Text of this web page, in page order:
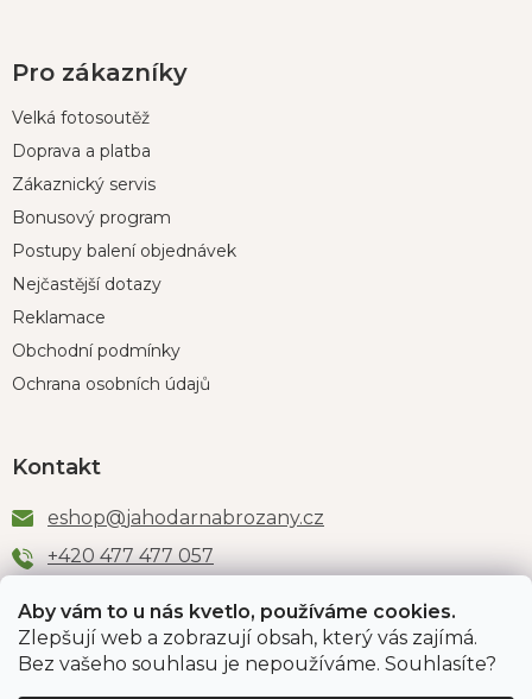
Aby vám to u nás kvetlo, používáme cookies.
Zlepšují web a zobrazují obsah, který vás zajímá.
Bez vašeho souhlasu je nepoužíváme. Souhlasíte?
Pro zákazníky
Velká fotosoutěž
Doprava a platba
Zákaznický servis
Bonusový program
Postupy balení objednávek
Nejčastější dotazy
Reklamace
Obchodní podmínky
Ochrana osobních údajů
Kontakt
eshop@jahodarnabrozany.cz
+420 477 477 057
Odběr newsletteru